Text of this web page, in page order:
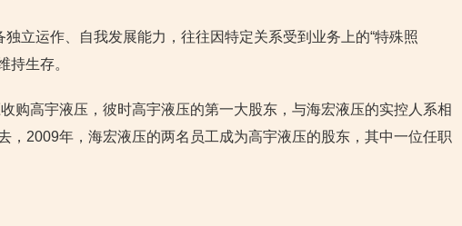
独立运作、自我发展能力，往往因特定关系受到业务上的“特殊照
持生存。
购高宇液压，彼时高宇液压的第一大股东，与海宏液压的实控人系相
，2009年，海宏液压的两名员工成为高宇液压的股东，其中一位任职